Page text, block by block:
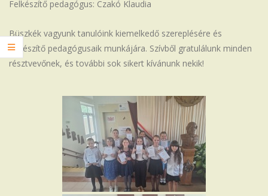
Felkészítő pedagógus: Czakó Klaudia
Büszkék vagyunk tanulóink kiemelkedő szereplésére és
felkészítő pedagógusaik munkájára. Szívből gratulálunk minden
résztvevőnek, és további sok sikert kívánunk nekik!